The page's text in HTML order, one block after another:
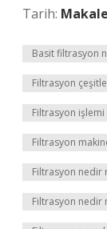
Tarih:
Basit filtrasyon
Filtrasyon
Filtrasyon işlemi
Filtrasyon
Filtrasyon
Filtrasyon nedir